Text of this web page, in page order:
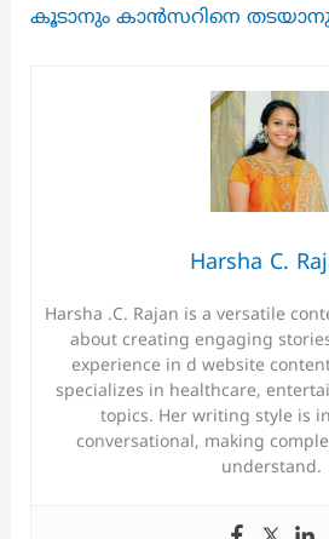
കൂടാനും കാൻസറിനെ
Harsha C.
Harsha .C. Rajan is a versatile
about creating engaging
experience in d website
specializes in healthcare,
topics. Her writing style is
conversational, making
understand.